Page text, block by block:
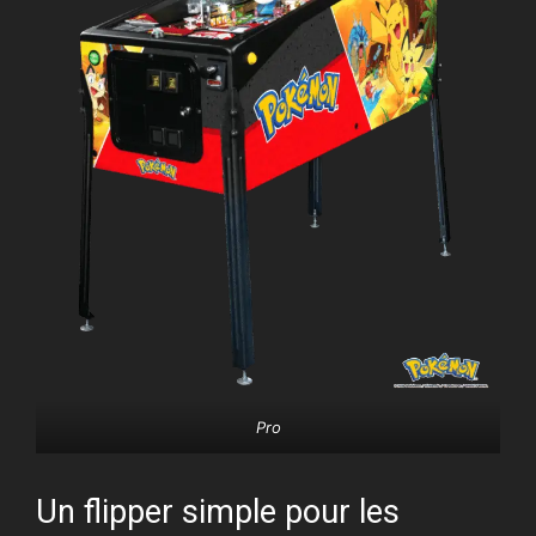
Pro
Un flipper simple pour les